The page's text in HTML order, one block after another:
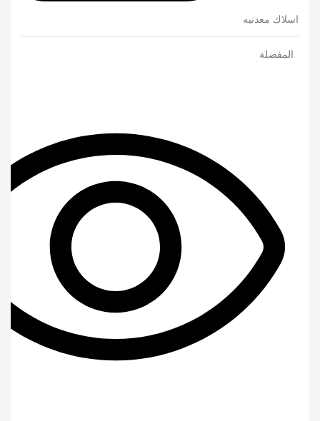
اسلاك معدنيه
المفضلة